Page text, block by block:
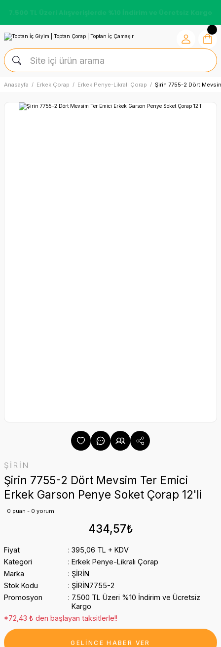
Anasayfa Erkek Çorap Erkek Penye-Likralı Çorap Şirin 7755-2 Dört
ŞİRİN
Şirin 7755-2 Dört Mevsim Ter Emici
Erkek Garson Penye Soket Çorap 12'li
0 puan - 0 yorum
434,57₺
Fiyat
395,06 TL + KDV
Kategori
Erkek Penye-Likralı Çorap
Marka
ŞİRİN
Stok Kodu
ŞİRİN7755-2
Promosyon
7.500 TL Üzeri %10 İndirim ve Ücretsiz
Kargo
*72,43 ₺ den başlayan taksitlerle!!
GELİNCE HABER VER